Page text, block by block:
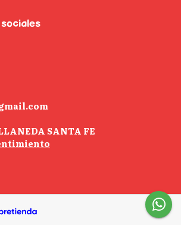
SANTA FE